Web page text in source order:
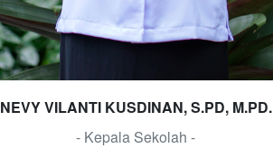
NEVY VILANTI KUSDINAN, S.PD, M.PD.
- Kepala Sekolah -